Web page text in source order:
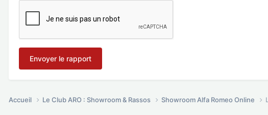
Envoyer le rapport
Accueil Le Club ARO : Showroom & Rassos Showroom Alfa Romeo Online